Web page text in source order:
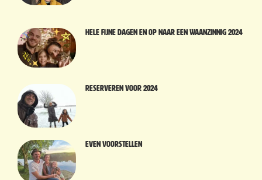
Hele fijne dagen en op naar een waanzinnig 2024
Reserveren voor 2024
Even voorstellen